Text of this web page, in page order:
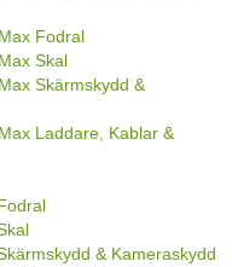
Fodral
Skal
Skärmskydd &
Laddare, Kablar &
& Kameraskydd